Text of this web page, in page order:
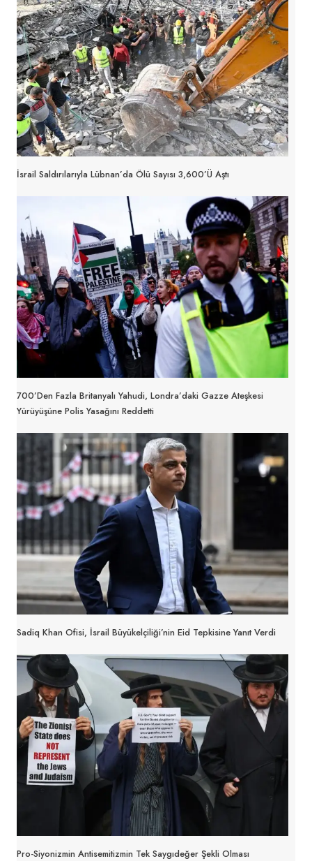
İsrail Saldırılarıyla Lübnan’da Ölü Sayısı 3,600’ü Aştı
700’den Fazla Britanyalı Yahudi, Londra’daki Gazze Ateşkesi
Yürüyüşüne Polis Yasağını Reddetti
Sadiq Khan Ofisi, İsrail Büyükelçiliği’nin Eid Tepkisine Yanıt Verdi
Pro-Siyonizmin Antisemitizmin Tek Saygıdeğer Şekli Olması